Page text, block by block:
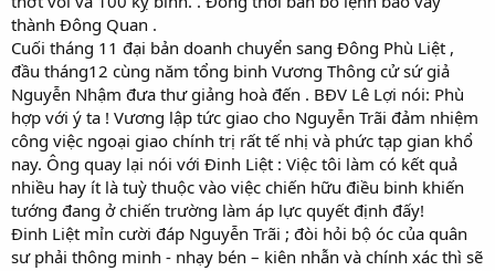
thành Đông Quan .
Cuối tháng 11 đại bản doanh chuyển sang Đông Phù Liệt ,
đầu tháng12 cùng năm tổng binh Vương Thông cử sứ giả
Nguyễn Nhậm đưa thư giảng hoà đến . BĐV Lê Lợi nói: Phù
hợp với ý ta ! Vương lập tức giao cho Nguyễn Trãi đảm nhiệm
công việc ngoại giao chính trị rất tế nhị và phức tạp gian khổ
nay. Ông quay lại nói với Đinh Liệt : Việc tôi làm có kết quả
nhiều hay ít là tuỳ thuộc vào việc chiến hữu điều binh khiến
tướng đang ở chiến trường làm áp lực quyết định đấy!
Đinh Liệt mỉn cười đáp Nguyễn Trãi ; đòi hỏi bộ óc của quân
sư phải thông minh - nhạy bén – kiên nhẫn và chính xác thì sẽ